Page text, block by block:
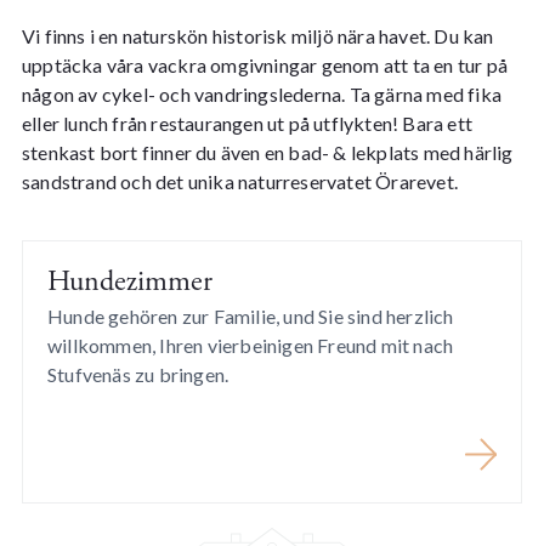
Vi finns i en naturskön historisk miljö nära havet. Du kan
upptäcka våra vackra omgivningar genom att ta en tur på
någon av cykel- och vandringslederna. Ta gärna med fika
eller lunch från restaurangen ut på utflykten! Bara ett
stenkast bort finner du även en bad- & lekplats med härlig
sandstrand och det unika naturreservatet Örarevet.
Hundezimmer
Hunde gehören zur Familie, und Sie sind herzlich
willkommen, Ihren vierbeinigen Freund mit nach
Stufvenäs zu bringen.